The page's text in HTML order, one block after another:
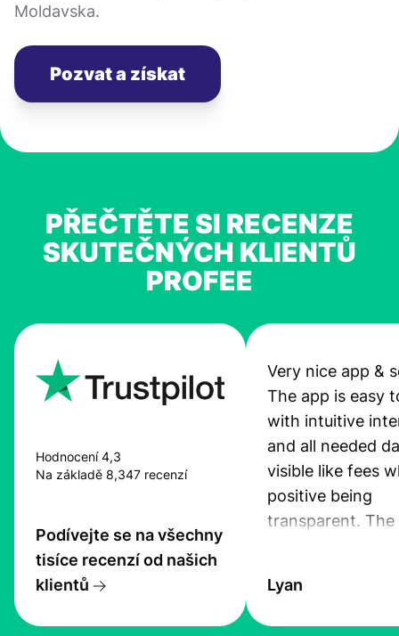
Moldavska.
Pozvat a získat
PŘEČTĚTE SI RECENZE
SKUTEČNÝCH KLIENTŮ
PROFEE
Hodnocení 4,3
Na základě 8,347 recenzí
Podívejte se na všechny
tisíce recenzí od našich
klientů
Very nice app &
The app is easy
with intuitive
and all needed
visible like fees
positive being
transparent. The
the exchange
Lyan